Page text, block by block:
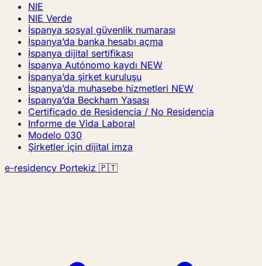
NIE
NIE Verde
İspanya sosyal güvenlik numarası
İspanya’da banka hesabı açma
İspanya dijital sertifikası
İspanya Autónomo kaydı NEW
İspanya’da şirket kuruluşu
İspanya’da muhasebe hizmetleri NEW
İspanya’da Beckham Yasası
Certificado de Residencia / No Residencia
Informe de Vida Laboral
Modelo 030
Şirketler için dijital imza
e-residency Portekiz 🇵🇹